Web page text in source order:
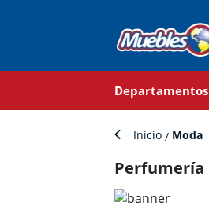
Departamentos
Inicio Moda
Perfumería